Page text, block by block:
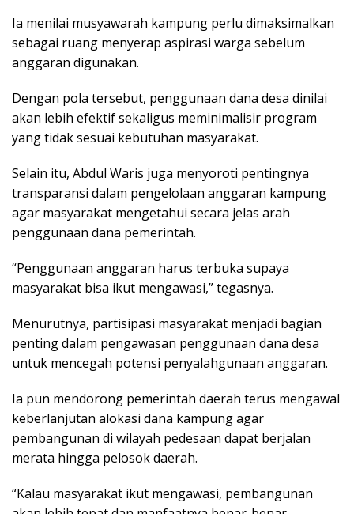
Ia menilai musyawarah kampung perlu dimaksimalkan
sebagai ruang menyerap aspirasi warga sebelum
anggaran digunakan.
Dengan pola tersebut, penggunaan dana desa dinilai
akan lebih efektif sekaligus meminimalisir program
yang tidak sesuai kebutuhan masyarakat.
Selain itu, Abdul Waris juga menyoroti pentingnya
transparansi dalam pengelolaan anggaran kampung
agar masyarakat mengetahui secara jelas arah
penggunaan dana pemerintah.
“Penggunaan anggaran harus terbuka supaya
masyarakat bisa ikut mengawasi,” tegasnya.
Menurutnya, partisipasi masyarakat menjadi bagian
penting dalam pengawasan penggunaan dana desa
untuk mencegah potensi penyalahgunaan anggaran.
Ia pun mendorong pemerintah daerah terus mengawal
keberlanjutan alokasi dana kampung agar
pembangunan di wilayah pedesaan dapat berjalan
merata hingga pelosok daerah.
“Kalau masyarakat ikut mengawasi, pembangunan